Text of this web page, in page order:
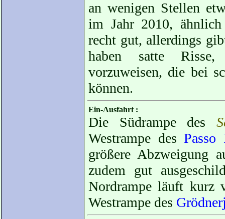
an wenigen Stellen
im Jahr 2010,
recht gut, allerdings
haben satte Risse,
vorzuweisen, die bei
können.
Ein-Ausfahrt :
Die Südrampe des
Westrampe desPasso
größere Abzweigung
zudem gut
Nordrampe läuft kurz
Westrampe des